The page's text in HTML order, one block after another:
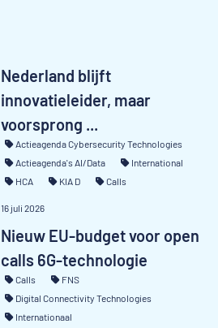
Nederland blijft
innovatieleider, maar
voorsprong ...
Actieagenda Cybersecurity Technologies
Actieagenda's AI/Data
International
HCA
KIA D Calls
16 juli 2026
Nieuw EU-budget voor open
calls 6G-technologie
Calls
FNS
Digital Connectivity Technologies
Internationaal